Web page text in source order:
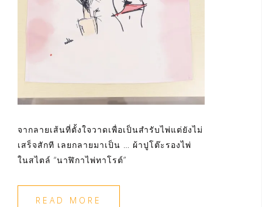
จากลายเส้นที่ตั้งใจวาดเพื่อเป็นสำรับไพ่แต่ยังไม่
เสร็จสักที เลยกลายมาเป็น … ผ้าปูโต๊ะรองไพ่
ในสไตล์ “นาฬิกาไพ่ทาโรต์”
READ MORE